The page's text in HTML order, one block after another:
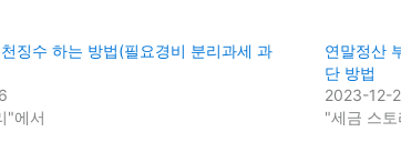
징수 하는 방법(필요경비 분리과세 과
"에서
연말정산
단 방법
2023-12-
"세금 스토